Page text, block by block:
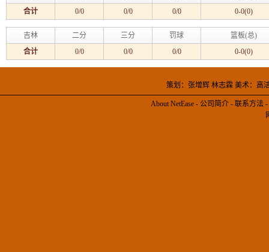
合计
0/0 0/0 0/0 0-0(0)
吉林 二分 三分 罚球
篮板(总)
合计
0/0 0/0 0/0 0-0(0)
策划：张增辉 林志霖 美术：
About NetEase - 公司简介 - 联系方法 -